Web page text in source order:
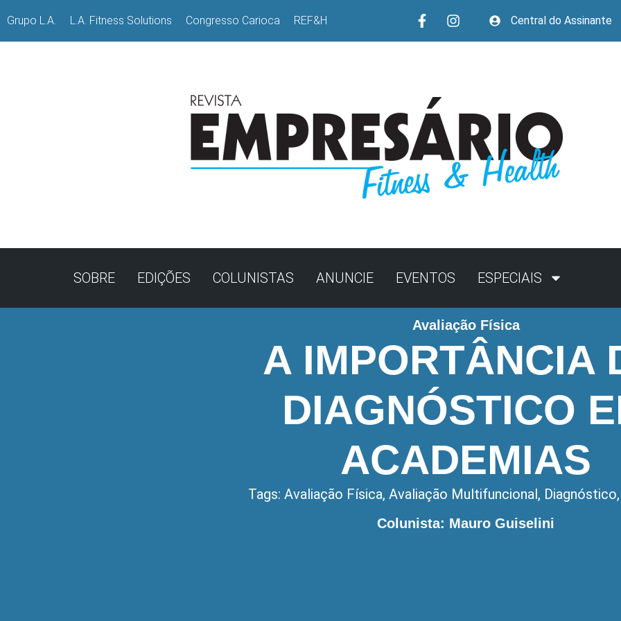
Grupo L.A. L.A. Fitness Solutions Congresso Carioca REF&H Central do Assinante
SOBRE EDIÇÕES COLUNISTAS ANUNCIE EVENTOS ESPECIAIS
Avaliação Física
A IMPORTÂNCIA
DIAGNÓSTICO
ACADEMIAS
Tags: Avaliação Física, Avaliação Multifuncional, Diagnóstico,
Colunista: Mauro Guiselini